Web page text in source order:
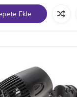
Ekle